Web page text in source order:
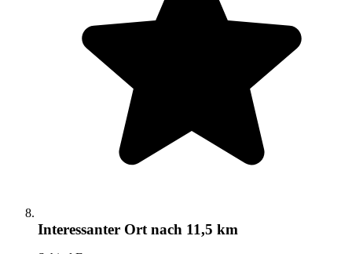
Interessanter Ortnach 11,5 km